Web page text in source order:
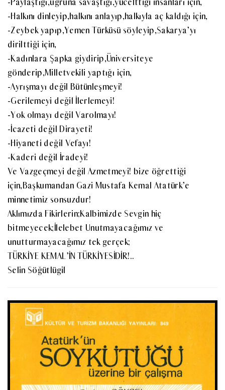
-Halkını dinleyip,halkını anlayıp,halkıyla aç kaldığı için,
-Zeybek yapıp,Yemen Türküsü söyleyip,Sakarya’yı
dirilttiği için,
-Kadınlara Şapka giydirip,Üniversiteye
gönderip,Milletvekili yaptığı için,
-Ayrışmayı değil Bütünleşmeyi!
-Gerilemeyi değil İlerlemeyi!
-Yok olmayı değil Varolmayı!
-İcazeti değil Dirayeti!
-Hiyaneti değil Vefayı!
-Kaderi değil İradeyi!
Ve Vazgeçmeyi değil Azmetmeyi! bize öğrettiği
için,Başkumandan Gazi Mustafa Kemal Atatürk’e
minnetimiz sonsuzdur!
Aklımızda Fikirlerin;Kalbimizde Sevgin hiç
bitmeyecek;İlelebet Unutmayacağımız ve
unutturmayacağımız tek gerçek;
TÜRKİYE KEMAL’İN TÜRKİYESİDİR!..
Selin Söğütlügil